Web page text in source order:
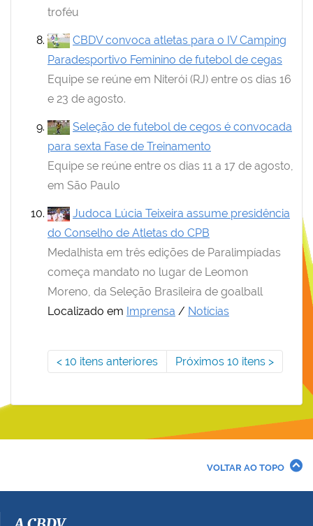
troféu
CBDV convoca atletas para o IV Camping
Paradesportivo Feminino de futebol de cegas
Equipe se reúne em Niterói (RJ) entre os dias 16
e 23 de agosto.
Seleção de futebol de cegos é convocada
para sexta Fase de Treinamento
Equipe se reúne entre os dias 11 a 17 de agosto,
em São Paulo
Judoca Lúcia Teixeira assume presidência
do Conselho de Atletas do CPB
Medalhista em três edições de Paralimpíadas
começa mandato no lugar de Leomon
Moreno, da Seleção Brasileira de goalball
Localizado em Imprensa / Notícias
10 itens anteriores Próximos 10 itens
VOLTAR AO TOPO